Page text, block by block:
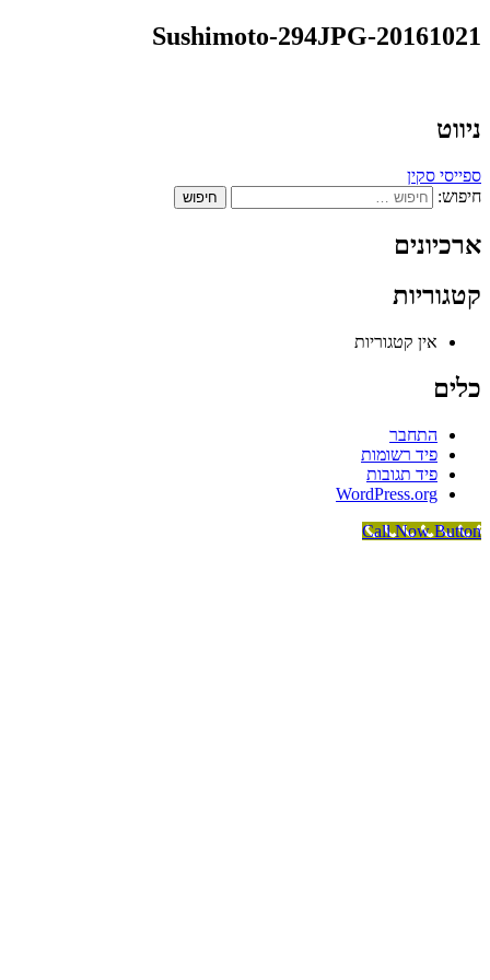
20161021-Sushimoto-294JPG
ניווט
ספייסי סקין
חיפוש:
ארכיונים
קטגוריות
אין קטגוריות
כלים
התחבר
פיד רשומות
פיד תגובות
WordPress.org
Call Now Button